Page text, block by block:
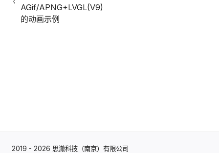
AGif/APNG+LVGL(V9)
的动画示例
2019 - 2026 思澈科技（南京）有限公司